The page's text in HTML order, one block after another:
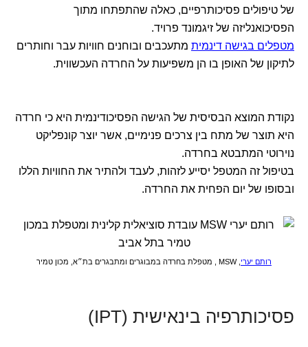
של טיפולים פסיכותרפיים, כאלה שהתפתחו מתוך
הפסיכואנליזה של זיגמונד פרויד.
מטפלים בגישה דינמית מתעכבים ובוחנים חוויות עבר וחותרים
לתיקון של האופן בו הן משפיעות על החרדה העכשווית.
נקודת המוצא הבסיסית של הגישה הפסיכודינמית היא כי חרדה
היא תוצר של מתח בין צרכים פנימיים, אשר יוצר קונפליקט
נוירוטי המתבטא בחרדה.
בטיפול זה המטפל יסייע לזהות, לעבד ולהתיר את החוויות הללו
ובסופו של יום הפחית את החרדה.
רותם יערי, MSW , מטפלת בחרדה במבוגרים ומתבגרים בת״א, מכון טמיר
פסיכותרפיה בינאישית (IPT)